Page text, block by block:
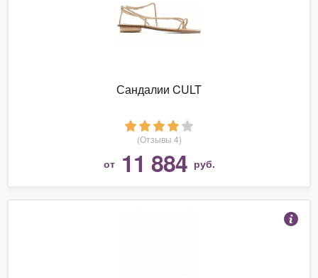
Сандалии CULT
(Отзывы 4)
от 11 884 руб.